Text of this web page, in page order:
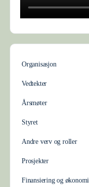
Organisasjon
Vedtekter
Årsmøter
Styret
Andre verv og roller
Prosjekter
Finansiering og økonomi